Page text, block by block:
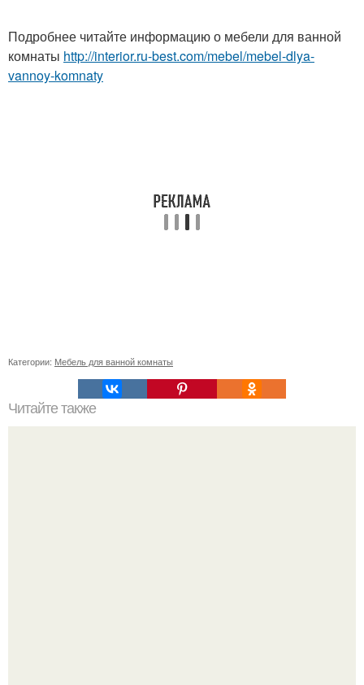
Подробнее читайте информацию о мебели для ванной
комнаты http://interior.ru-best.com/mebel/mebel-dlya-
vannoy-komnaty
Категории: Мебель для ванной комнаты
Читайте также